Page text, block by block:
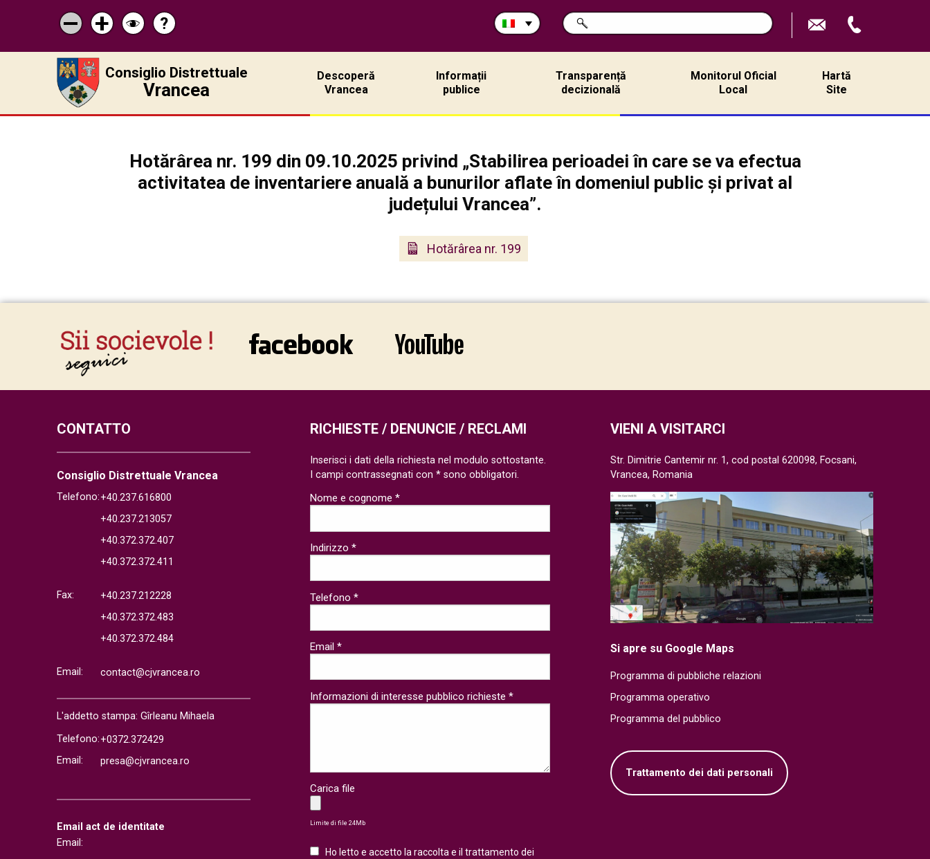
Micșorează
scrisul
Mărește
scrisul
Schimbă
contrastul
Pagina
de
ajutor
?
Cerca
nel
RICERCA
Consiglio Distrettuale
Vrancea
Descoperă
Vrancea
Informații
publice
Transparență
decizională
Monitorul Oficial
Local
Hartă
Site
Hotărârea nr. 199 din 09.10.2025 privind „Stabilirea perioadei în care se va efectua
activitatea de inventariere anuală a bunurilor aflate în domeniul public și privat al
județului Vrancea”.
Hotărârea nr. 199
CONTATTO
Consiglio Distrettuale Vrancea
Telefono:+40.237.616800
+40.237.213057
+40.372.372.407
+40.372.372.411
Fax:
+40.237.212228
+40.372.372.483
+40.372.372.484
Email: contact@cjvrancea.ro
L'addetto stampa: Gîrleanu Mihaela
Telefono:+0372.372429
Email:
presa@cjvrancea.ro
Email act de identitate
Email:
VIENI A VISITARCI
Str. Dimitrie Cantemir nr. 1, cod postal 620098, Focsani,
Vrancea, Romania
Si apre su Google Maps
Programma di pubbliche relazioni
Programma operativo
Programma del pubblico
Trattamento dei dati personali
RICHIESTE / DENUNCIE / RECLAMI
Inserisci i dati della richiesta nel modulo sottostante.
I campi contrassegnati con * sono obbligatori.
Nome e cognome *
Indirizzo *
Telefono *
Email *
Informazioni di interesse pubblico richieste *
Carica file
Limite di file 24Mb
Ho letto e accetto la raccolta e il trattamento dei